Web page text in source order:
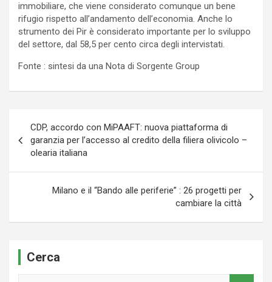
immobiliare, che viene considerato comunque un bene
rifugio rispetto all’andamento dell’economia. Anche lo
strumento dei Pir è considerato importante per lo sviluppo
del settore, dal 58,5 per cento circa degli intervistati.
Fonte : sintesi da una Nota di Sorgente Group
articoli
CDP, accordo con MiPAAFT: nuova piattaforma di
garanzia per l’accesso al credito della filiera olivicolo –
olearia italiana
Milano e il “Bando alle periferie” : 26 progetti per
cambiare la città
Cerca